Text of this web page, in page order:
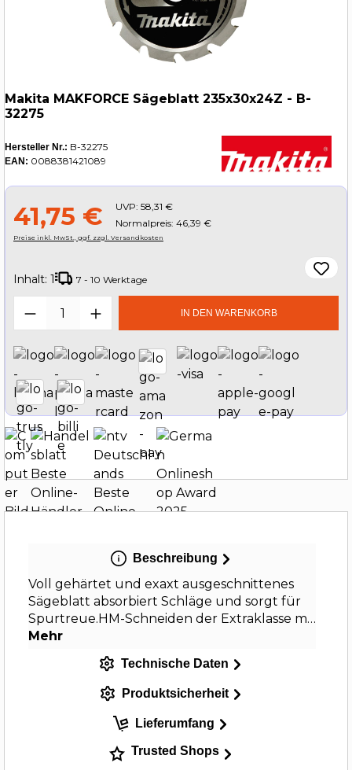
Makita MAKFORCE Sägeblatt 235x30x24Z - B-
32275
Hersteller Nr.: B-32275
EAN: 0088381421089
41,75 € UVP: 58,31 €
Normalpreis: 46,39 €
Preise inkl. MwSt., ggf. zzgl. Versandkosten
Inhalt: 1 7 - 10 Werktage
Produkt Anzahl: Gib denIN DEN WARENKORB
Beschreibung
Voll gehärtet und exaxt ausgeschnittenes
Sägeblatt absorbiert Schläge und sorgt für
Spurtreue.HM-Schneiden der Extraklasse m…
Mehr
Technische Daten
Produktsicherheit
Lieferumfang
Trusted Shops